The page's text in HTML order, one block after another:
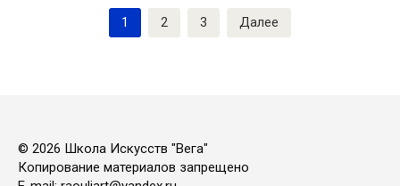
1 2 3 Далее
© 2026 Школа Искусств "Вега"
Копирование материалов запрещено